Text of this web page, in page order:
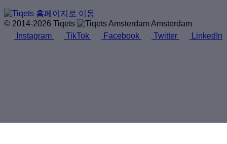
© 2014-2026 Tiqets
Amsterdam
Instagram
TikTok Facebook Twitter LinkedIn